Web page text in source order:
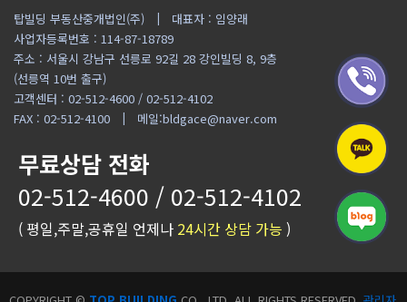
탑빌딩 부동산중개법인(주)
대표자 : 임양래
사업자등록번호 : 114-87-18789
주소 : 서울시 강남구 선릉로 92길 28 강인빌딩 8, 9층
(선릉역 10번 출구)
고객센터 : 02-512-4600 / 02-512-4102
FAX : 02-512-4100
메일:bldgace@naver.com
무료상담 전화
02-512-4600 / 02-512-4102
( 평일,주말,공휴일 언제나 24시간 상담 가능 )